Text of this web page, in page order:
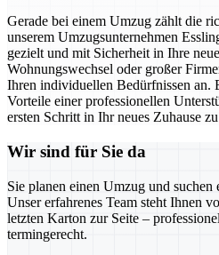
Gerade bei einem Umzug zählt die
unserem Umzugsunternehmen
gezielt und mit Sicherheit in Ihre
Wohnungswechsel oder großer
Ihren individuellen Bedürfnissen an.
Vorteile einer professionellen
ersten Schritt in Ihr neues Zuhause
Wir sind für Sie da
Sie planen einen Umzug und suchen
Unser erfahrenes Team steht Ihnen
letzten Karton zur Seite –
termingerecht.